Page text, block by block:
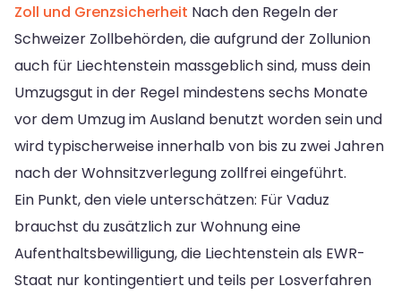
Zoll und Grenzsicherheit Nach den Regeln der
Schweizer Zollbehörden, die aufgrund der Zollunion
auch für Liechtenstein massgeblich sind, muss dein
Umzugsgut in der Regel mindestens sechs Monate
vor dem Umzug im Ausland benutzt worden sein und
wird typischerweise innerhalb von bis zu zwei Jahren
nach der Wohnsitzverlegung zollfrei eingeführt.
Ein Punkt, den viele unterschätzen: Für Vaduz
brauchst du zusätzlich zur Wohnung eine
Aufenthaltsbewilligung, die Liechtenstein als EWR-
Staat nur kontingentiert und teils per Losverfahren